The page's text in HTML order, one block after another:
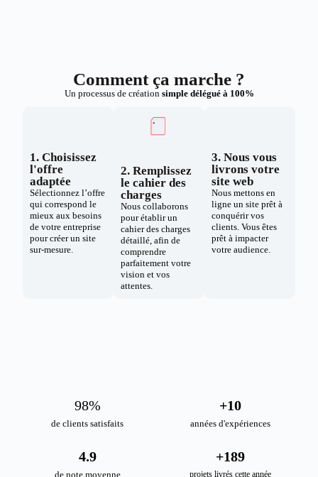
Comment ça marche ?
Un processus de création simple délégué à 100%
1. Choisissez
l'offre
adaptée
Sélectionnez l’offre
qui correspond le
mieux aux besoins
de votre entreprise
pour créer un site
sur-mesure.
2. Remplissez
le cahier des
charges
Nous collaborons
pour établir un
cahier des charges
détaillé, afin de
comprendre
parfaitement votre
vision et vos
attentes.
3. Nous vous
livrons votre
site web
Nous mettons en
ligne un site prêt à
conquérir vos
clients. Vous êtes
prêt à impacter
votre audience.
de clients satisfaits
98%
années d'expériences
+10
de note moyenne
4.9
projets livrés cette année
+189